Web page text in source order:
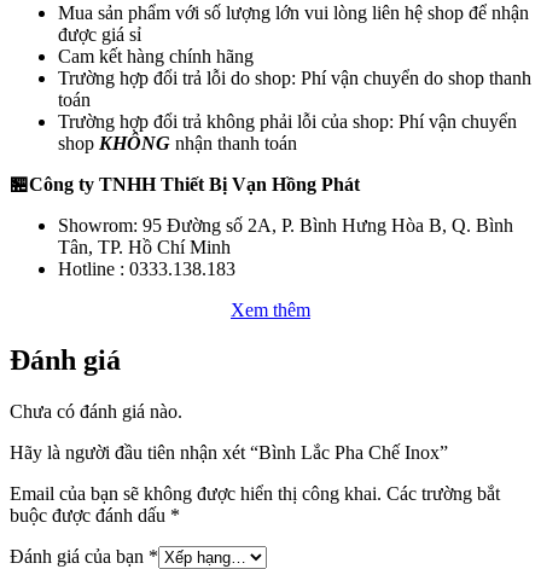
Mua sản phẩm với số lượng lớn vui lòng liên hệ shop để nhận
được giá sỉ
Cam kết hàng chính hãng
Trường hợp đổi trả lỗi do shop: Phí vận chuyển do shop thanh
toán
Trường hợp đổi trả không phải lỗi của shop: Phí vận chuyển
shop KHÔNG nhận thanh toán
🏪Công ty TNHH Thiết Bị Vạn Hồng Phát
Showrom: 95 Đường số 2A, P. Bình Hưng Hòa B, Q. Bình
Tân, TP. Hồ Chí Minh
Hotline : 0333.138.183
Xem thêm
Đánh giá
Chưa có đánh giá nào.
Hãy là người đầu tiên nhận xét “Bình Lắc Pha Chế Inox”
Email của bạn sẽ không được hiển thị công khai. Các trường bắt
buộc được đánh dấu *
Đánh giá của bạn *